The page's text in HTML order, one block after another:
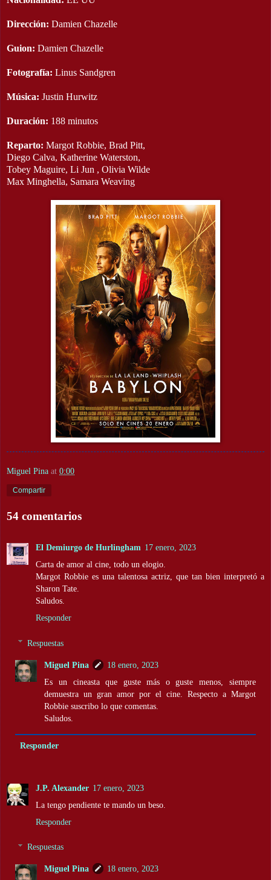
Dirección: Damien Chazelle
Guion: Damien Chazelle
Fotografía: Linus Sandgren
Música: Justin Hurwitz
Duración: 188 minutos
Reparto: Margot Robbie, Brad Pitt,
Diego Calva, Katherine Waterston,
Tobey Maguire, Li Jun , Olivia Wilde
Max Minghella, Samara Weaving
Miguel Pina at 0:00
Compartir
54 comentarios
El Demiurgo de Hurlingham 17 enero, 2023
Carta de amor al cine, todo un elogio.
Margot Robbie es una talentosa actriz, que tan bien interpretó a
Sharon Tate.
Saludos.
Responder
Respuestas
Miguel Pina
18 enero, 2023
Es un cineasta que guste más o guste menos, siempre
demuestra un gran amor por el cine. Respecto a Margot
Robbie suscribo lo que comentas.
Saludos.
Responder
J.P. Alexander 17 enero, 2023
La tengo pendiente te mando un beso.
Responder
Respuestas
Miguel Pina
18 enero, 2023